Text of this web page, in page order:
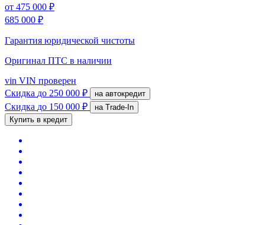
от 475 000 ₽
685 000 ₽
Гарантия юридической чистоты
Оригинал ПТС в наличии
vin VIN проверен
Скидка до 250 000 ₽ на автокредит
Скидка до 150 000 ₽
на Trade-In
Купить в кредит